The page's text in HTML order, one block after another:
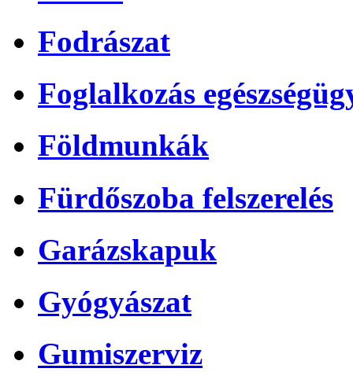
Fodrászat
Foglalkozás
Földmunkák
Fürdőszoba felszerelés
Garázskapuk
Gyógyászat
Gumiszerviz